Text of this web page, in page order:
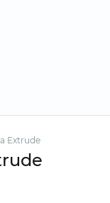
Extrude